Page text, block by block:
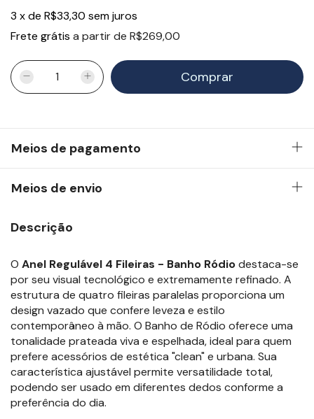
3 xde R$33,30 sem juros
Frete grátis a partir de R$269,00
Meios de pagamento
Meios de envio
Descrição
O Anel Regulável 4 Fileiras - Banho Ródiodestaca-se
por seu visual tecnológico e extremamente refinado. A
estrutura de quatro fileiras paralelas proporciona um
design vazado que confere leveza e estilo
contemporâneo à mão. O Banho de Ródio oferece uma
tonalidade prateada viva e espelhada, ideal para quem
prefere acessórios de estética "clean" e urbana. Sua
característica ajustável permite versatilidade total,
podendo ser usado em diferentes dedos conforme a
preferência do dia.